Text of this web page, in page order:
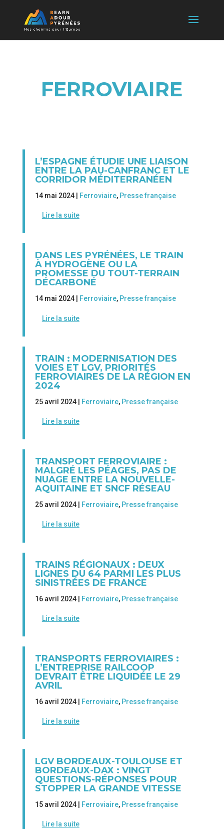
FERROVIAIRE
L’ESPAGNE ÉTUDIE UNE LIAISON
ENTRE LA PAU-CANFRANC ET LE
CORRIDOR MÉDITERRANÉEN
14 mai 2024 | Ferroviaire, Presse française
Lire la suite
DANS LES PYRÉNÉES, LE TRAIN
À HYDROGÈNE OU LA
PROMESSE DU TOUT-TERRAIN
DÉCARBONÉ
14 mai 2024 | Ferroviaire, Presse française
Lire la suite
TRAIN : MODERNISATION DES
VOIES ET LGV, PRIORITÉS
FERROVIAIRES DE LA RÉGION EN
2024
25 avril 2024 | Ferroviaire, Presse française
Lire la suite
TRANSPORT FERROVIAIRE :
MALGRÉ LES PÉAGES, PAS DE
NUAGE ENTRE LA NOUVELLE-
AQUITAINE ET SNCF RÉSEAU
25 avril 2024 | Ferroviaire, Presse française
Lire la suite
TRAINS RÉGIONAUX : DEUX
LIGNES DU 64 PARMI LES PLUS
SINISTRÉES DE FRANCE
16 avril 2024 | Ferroviaire, Presse française
Lire la suite
TRANSPORTS FERROVIAIRES :
L’ENTREPRISE RAILCOOP
DEVRAIT ÊTRE LIQUIDÉE LE 29
AVRIL
16 avril 2024 | Ferroviaire, Presse française
Lire la suite
LGV BORDEAUX-TOULOUSE ET
BORDEAUX-DAX : VINGT
QUESTIONS-RÉPONSES POUR
STOPPER LA GRANDE VITESSE
15 avril 2024 | Ferroviaire, Presse française
Lire la suite